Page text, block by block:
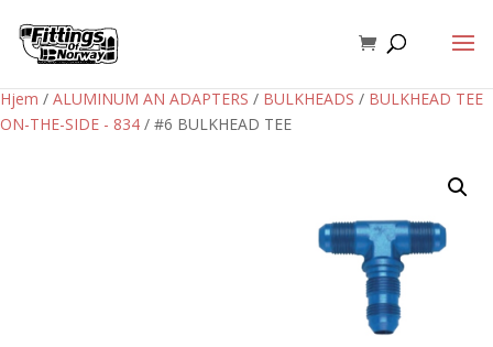
Hjem / ALUMINUM AN ADAPTERS / BULKHEADS / BULKHEAD TEE
ON-THE-SIDE - 834 / #6 BULKHEAD TEE